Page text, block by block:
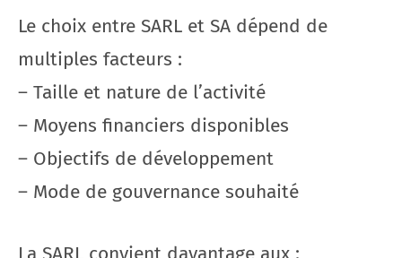
Le choix entre SARL et SA dépend de
multiples facteurs :
– Taille et nature de l’activité
– Moyens financiers disponibles
– Objectifs de développement
– Mode de gouvernance souhaité
La SARL convient davantage aux :